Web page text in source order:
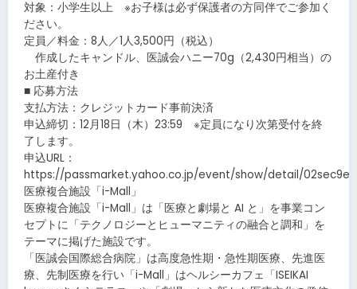
対象：小学生以上 ※お子様は必ず保護者の方同伴でご参加く
ださい。
定員／料金：8人／1人3,500円（税込）
作成したキャンドル、医誠会ハニー70g（2,430円相当）の
お土産付き
■ 応募方法
支払方法：クレジットカード事前決済
申込締切：12月18日（木）23:59 ※定員になり次第受付を終
了します。
申込URL：
https://passmarket.yahoo.co.jp/event/show/detail/
医療複合施設「i-Mall」
医療複合施設「i-Mall」は「医療と劇場と AI と」を事業コン
セプトに「テクノロジーとヒューマニティの融合と調和」を
テーマに掲げた施設です。
「医誠会国際総合病院」は⾼度急性期・急性期医療、先進医
療、先制医療を⾏い「i-Mall」はヘルシーカフェ「ISEIKAI